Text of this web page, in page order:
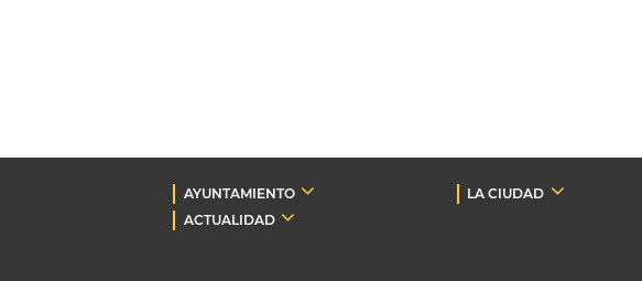
AYUNTAMIENTO LA CIUDAD
ACTUALIDAD